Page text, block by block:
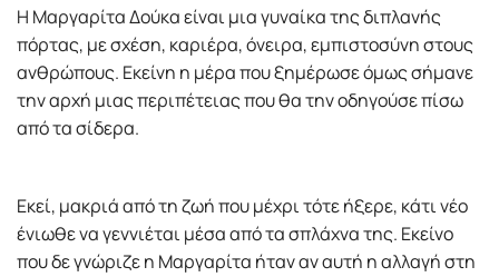
Η Μαργαρίτα Δούκα είναι μια γυναίκα της διπλανής
πόρτας, με σχέση, καριέρα, όνειρα, εμπιστοσύνη στους
ανθρώπους. Εκείνη η μέρα που ξημέρωσε όμως σήμανε
την αρχή μιας περιπέτειας που θα την οδηγούσε πίσω
από τα σίδερα.
Εκεί, μακριά από τη ζωή που μέχρι τότε ήξερε, κάτι νέο
ένιωθε να γεννιέται μέσα από τα σπλάχνα της. Εκείνο
που δε γνώριζε η Μαργαρίτα ήταν αν αυτή η αλλαγή στη